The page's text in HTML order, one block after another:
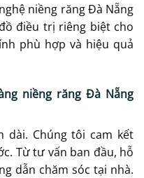
niềng răng Đà Nẵng
điều trị riêng biệt cho
phù hợp và hiệu quả
niềng răng Đà Nẵng
dài. Chúng tôi cam kết
Từ tư vấn ban đầu, hỗ
dẫn chăm sóc tại nhà.